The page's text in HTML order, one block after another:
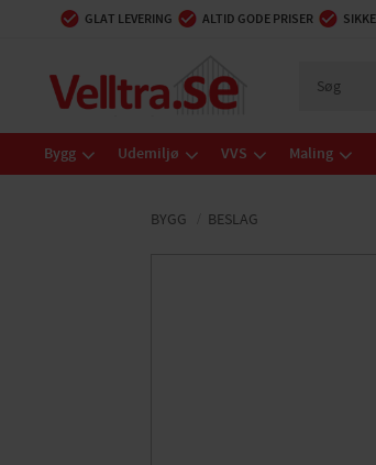
GLAT LEVERING ALTID GODE PRISER
Bygg Udemiljø VVS Maling
BYGG BESLAG